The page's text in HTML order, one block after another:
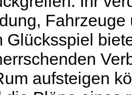
Glücksspiel
aufsteigen